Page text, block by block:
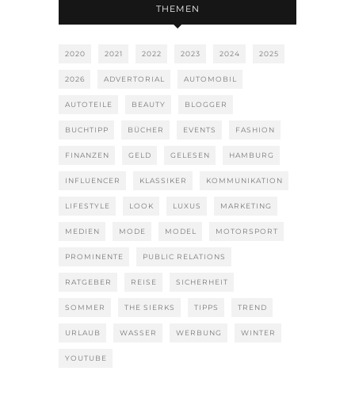
THEMEN
2020 2021 2022 2023 2024 2025
2026 ADVERTORIAL AUTOMOBIL
AUTOTEILE BEAUTY BLOGGER
BUCHTIPP BÜCHER EVENTS FASHION
FINANZEN GELD GELESEN HAMBURG
INFLUENCER KLASSIKER KOMMUNIKATION
LIFESTYLE LOOK LUXUS MARKETING
MEDIEN MODE MODEL MOTORSPORT
PROMINENTE PUBLIC RELATIONS
RATGEBER REISE SICHERHEIT
SOMMER THE SIERKS TIPPS TREND
URLAUB WASSER WERBUNG WINTER
YOUTUBE